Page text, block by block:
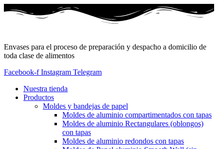
Envases para el proceso de preparación y despacho a domicilio de
toda clase de alimentos
Facebook-f Instagram Telegram
Nuestra tienda
Productos
Moldes y bandejas de papel
Moldes de aluminio compartimentados con tapas
Moldes de aluminio Rectangulares (oblongos)
con tapas
Moldes de aluminio redondos con tapas